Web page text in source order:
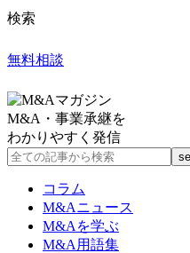
検索
無料相談
M&A・事業承継を
わかりやすく発信
コラム
M&Aニュース
M&Aを学ぶ
M&A用語集